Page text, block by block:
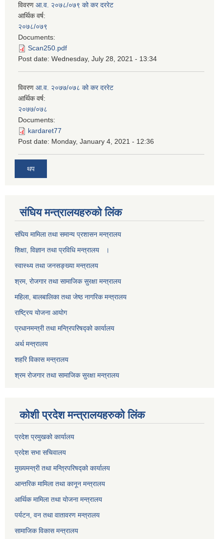
विवरण आ.व. २०७८/०७९ को कर दररेट
आर्थिक वर्ष:
२०७८/०७९
Documents:
Scan250.pdf
Post date: Wednesday, July 28, 2021 - 13:34
विवरण आ.व. २०७७/०७८ को कर दररेट
आर्थिक वर्ष:
२०७७/०७८
Documents:
kardaret77
Post date: Monday, January 4, 2021 - 12:36
थप
स‌ंघिय मन्त्रालयहरुको लिंक
स‌ंघिय मामिला तथा समान्य प्रशासन मन्त्रालय
शिक्षा, विज्ञान तथा प्रविधि मन्त्रालय ।
स्वास्थ्य तथा जनसङ्ख्या मन्त्रालय
श्रम, रोजगार तथा सामाजिक सुरक्षा मन्त्रालय
महिला, बालबालिका तथा जेष्ठ नागरिक मन्त्रालय
राष्ट्रिय योजना आयोग
प्रधानमन्त्री तथा मन्त्रिपरिषद्को कार्यालय
अर्थ मन्त्रालय
शहरि विकास मन्त्रालय
श्रम रोजगार तथा सामाजिक सुरक्षा मन्त्रालय
कोशी प्रदेश मन्त्रालयहरुको लिंक
प्रदेश प्रमुखको कार्यालय
प्रदेश सभा सचिवालय
मुख्यमन्त्री तथा मन्त्रिपरिषद्को कार्यालय
आन्तरिक मामिला तथा कानून मन्त्रालय
आर्थिक मामिला तथा योजना मन्त्रालय
पर्यटन, वन तथा वातावरण मन्त्रालय
सामाजिक विकास मन्त्रालय